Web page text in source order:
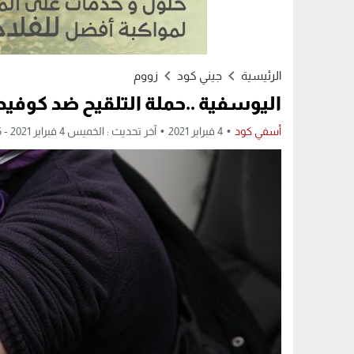
الرئيسية جيني كود زووم
اليوسفية ..حملة التلقيح ضد كوفيد-19 تتواصل في ظروف
أسفي كود 4 فبراير 2021 آخر تحديث : الخميس 4 فبراير 2021 - 9:46 صباحًا